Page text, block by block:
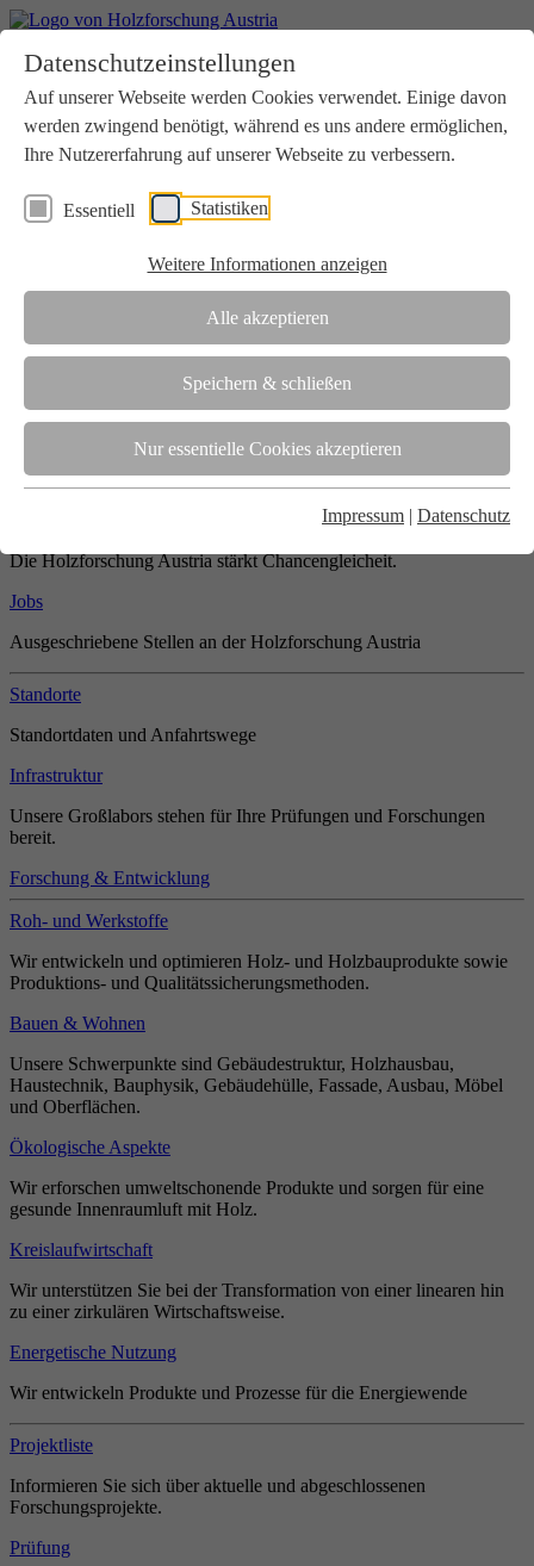
Datenschutzeinstellungen
Auf unserer Webseite werden Cookies verwendet. Einige davon
werden zwingend benötigt, während es uns andere ermöglichen,
Ihre Nutzererfahrung auf unserer Webseite zu verbessern.
Essentiell Statistiken
Weitere Informationen anzeigen
Alle akzeptieren
Speichern & schließen
Nur essentielle Cookies akzeptieren
Impressum | Datenschutz
Aktuelles
Downloads
Kontakt
Login
Verein
Wir unterstützen die Interessen der Holzbranche in enger
Zusammenarbeit mit Wissenschaft und Wirtschaft.
Die Holzforschung Austria ist akkreditierte Prüf-, Inspektions- und
Team
Unsere gesamte Kompetenz ist in unseren Mitarbeiter:innen
gebündelt
Die Holzforschung Austria stärkt Chancengleicheit.
Jobs
Ausgeschriebene Stellen an der Holzforschung Austria
Standorte
Standortdaten und Anfahrtswege
Infrastruktur
Unsere Großlabors stehen für Ihre Prüfungen und Forschungen
bereit.
Forschung & Entwicklung
Roh- und Werkstoffe
Wir entwickeln und optimieren Holz- und Holzbauprodukte sowie
Produktions- und Qualitätssicherungsmethoden.
Bauen & Wohnen
Unsere Schwerpunkte sind Gebäudestruktur, Holzhausbau,
Haustechnik, Bauphysik, Gebäudehülle, Fassade, Ausbau, Möbel
und Oberflächen.
Ökologische Aspekte
Wir erforschen umweltschonende Produkte und sorgen für eine
gesunde Innenraumluft mit Holz.
Kreislaufwirtschaft
Wir unterstützen Sie bei der Transformation von einer linearen hin
zu einer zirkulären Wirtschaftsweise.
Energetische Nutzung
Wir entwickeln Produkte und Prozesse für die Energiewende
Projektliste
Informieren Sie sich über aktuelle und abgeschlossenen
Forschungsprojekte.
Prüfung